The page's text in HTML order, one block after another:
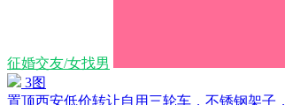
征婚交友/女找男
3图
置顶西安低价转让自用三轮车，不锈钢架子